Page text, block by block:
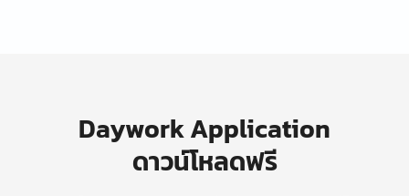
Daywork Application
ดาวน์โหลดฟรี